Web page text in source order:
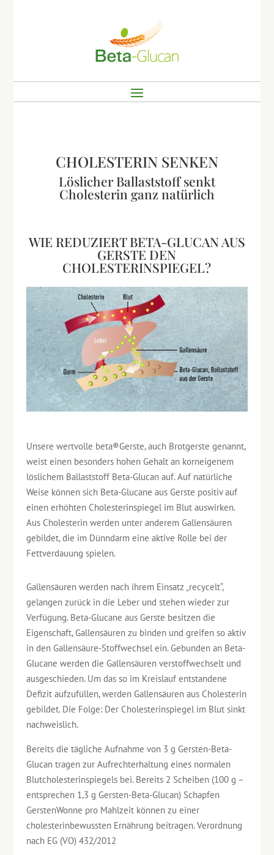
CHOLESTERIN SENKEN
Löslicher Ballaststoff senkt
Cholesterin ganz natürlich
WIE REDUZIERT BETA-GLUCAN AUS
GERSTE DEN
CHOLESTERINSPIEGEL?
Unsere wertvolle beta®Gerste, auch Brotgerste genannt,
weist einen besonders hohen Gehalt an korneigenem
löslichem Ballaststoff Beta-Glucan auf. Auf natürliche
Weise können sich Beta-Glucane aus Gerste positiv auf
einen erhöhten Cholesterinspiegel im Blut auswirken.
Aus Cholesterin werden unter anderem Gallensäuren
gebildet, die im Dünndarm eine aktive Rolle bei der
Fettverdauung spielen.
Gallensäuren werden nach ihrem Einsatz „recycelt“,
gelangen zurück in die Leber und stehen wieder zur
Verfügung. Beta-Glucane aus Gerste besitzen die
Eigenschaft, Gallensäuren zu binden und greifen so aktiv
in den Gallensäure-Stoffwechsel ein. Gebunden an Beta-
Glucane werden die Gallensäuren verstoffwechselt und
ausgeschieden. Um das so im Kreislauf entstandene
Defizit aufzufüllen, werden Gallensäuren aus Cholesterin
gebildet. Die Folge: Der Cholesterinspiegel im Blut sinkt
nachweislich.
Bereits die tägliche Aufnahme von 3 g Gersten-Beta-
Glucan tragen zur Aufrechterhaltung eines normalen
Blutcholesterinspiegels bei. Bereits 2 Scheiben (100 g –
entsprechen 1,3 g Gersten-Beta-Glucan) Schapfen
GerstenWonne pro Mahlzeit können zu einer
cholesterinbewussten Ernährung beitragen. Verordnung
nach EG (VO) 432/2012